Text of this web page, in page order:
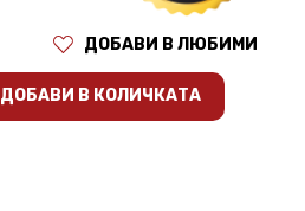
ДОБАВИ В ЛЮБИМИ
ДОБАВИ В КОЛИЧКАТА